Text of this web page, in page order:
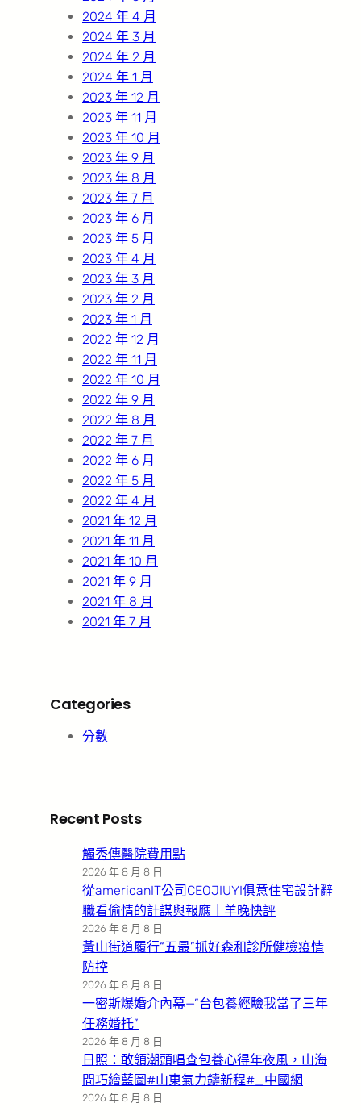
2024 年 4 月
2024 年 3 月
2024 年 2 月
2024 年 1 月
2023 年 12 月
2023 年 11 月
2023 年 10 月
2023 年 9 月
2023 年 8 月
2023 年 7 月
2023 年 6 月
2023 年 5 月
2023 年 4 月
2023 年 3 月
2023 年 2 月
2023 年 1 月
2022 年 12 月
2022 年 11 月
2022 年 10 月
2022 年 9 月
2022 年 8 月
2022 年 7 月
2022 年 6 月
2022 年 5 月
2022 年 4 月
2021 年 12 月
2021 年 11 月
2021 年 10 月
2021 年 9 月
2021 年 8 月
2021 年 7 月
Categories
分數
Recent Posts
觸秀傳醫院費用點
2026 年 8 月 8 日
從americanIT公司CEOJIUYI俱意住宅設計辭
職看偷情的計謀與報應｜羊晚快評
2026 年 8 月 8 日
黃山街道履行“五最”抓好森和診所健檢疫情
防控
2026 年 8 月 8 日
一密斯爆婚介內幕—”台包養經驗我當了三年
任務婚托”
2026 年 8 月 8 日
日照：敢領潮頭唱查包養心得年夜風，山海
間巧繪藍圖#山東氣力鑄新程#_中國網
2026 年 8 月 8 日